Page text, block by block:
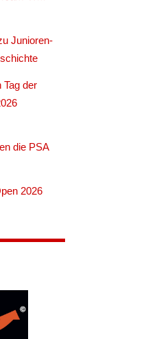
Junioren-
Tag der
die PSA
2026